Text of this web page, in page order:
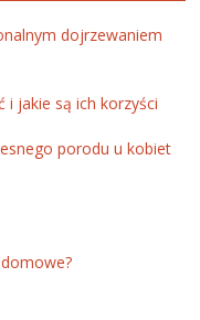
dojrzewaniem
i jakie są ich korzyści
porodu u kobiet